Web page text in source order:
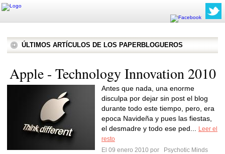
ÚLTIMOS ARTÍCULOS DE LOS PAPERBLOGUEROS
Apple - Technology Innovation 2010
Antes que nada, una enorme
disculpa por dejar sin post el blog
durante todo este tiempo, pero, era
epoca Navideña y pues las fiestas,
el desmadre y todo ese ped...
Leer el
resto
El 09 enero 2010 por
Psychotic Minds